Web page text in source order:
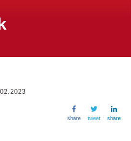
share tweet share